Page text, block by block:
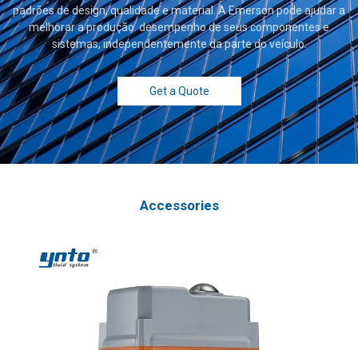
padrões de design, qualidade e material. A Emerson pode ajudar a
melhorar a produção. desempenho de seus componentes e
sistemas, independentemente da parte do veículo.
Get a Quote
Accessories